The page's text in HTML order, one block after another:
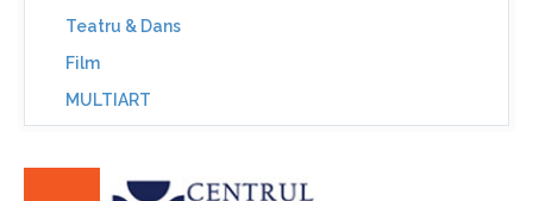
Teatru & Dans
Film
MULTIART